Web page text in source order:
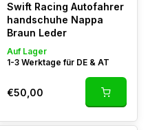
Swift Racing Autofahrer
handschuhe Nappa
Braun Leder
Auf Lager
1-3 Werktage für DE & AT
€50,00